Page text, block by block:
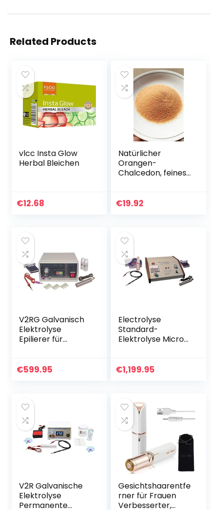
Related Products
vlcc Insta Glow
Herbal Bleichen
€12.68
Natürlicher
Orangen-
Chalcedon, feines
Inlay, Steinmalerei,
€19.92
V2RG Galvanisch
Elektrolyse
Epilierer für
€599.95
Electrolyse
Standard-
Elektrolyse Micro-
Haarentfernung
€1,199.95
V2R Galvanische
Elektrolyse
Permanente
Gesichtshaarentfe
rner für Frauen
Verbesserter,